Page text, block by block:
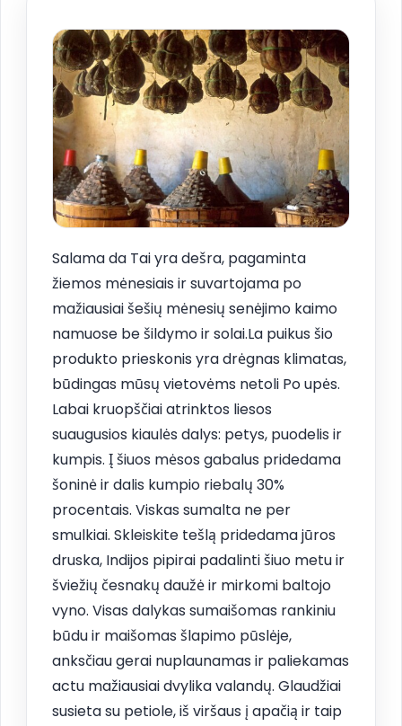
Salama da Tai yra dešra, pagaminta
žiemos mėnesiais ir suvartojama po
mažiausiai šešių mėnesių senėjimo kaimo
namuose be šildymo ir solai.La puikus šio
produkto prieskonis yra drėgnas klimatas,
būdingas mūsų vietovėms netoli Po upės.
Labai kruopščiai atrinktos liesos
suaugusios kiaulės dalys: petys, puodelis ir
kumpis. Į šiuos mėsos gabalus pridedama
šoninė ir dalis kumpio riebalų 30%
procentais. Viskas sumalta ne per
smulkiai. Skleiskite tešlą pridedama jūros
druska, Indijos pipirai padalinti šiuo metu ir
šviežių česnakų daužė ir mirkomi baltojo
vyno. Visas dalykas sumaišomas rankiniu
būdu ir maišomas šlapimo pūslėje,
anksčiau gerai nuplaunamas ir paliekamas
actu mažiausiai dvylika valandų. Glaudžiai
susieta su petiole, iš viršaus į apačią ir taip